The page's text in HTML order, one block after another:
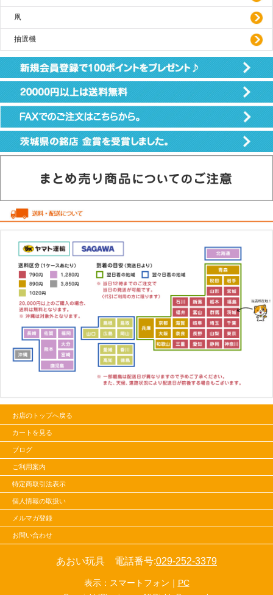
凧
抽選機
お店のトップへ戻る
カートを見る
ブログ
ご利用案内
特定商取引法表示
個人情報の取扱い
メルマガ登録
お問い合わせ
あおい玩具 電話番号:029-252-3379
表示：スマートフォン｜ PC